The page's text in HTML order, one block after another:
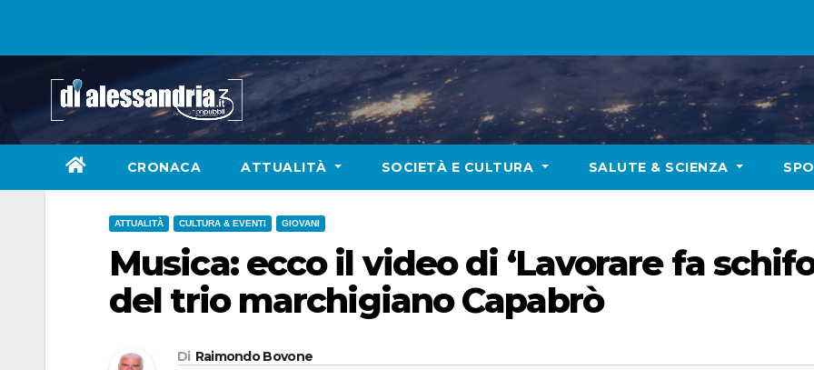
CRONACA ATTUALITÀ SOCIETÀ E CULTURA SALUTE & SCIENZA
ATTUALITÀ CULTURA & EVENTI GIOVANI
Musica: ecco il video di ‘Lavorare fa
del trio marchigiano Capabrò
Di Raimondo Bovone